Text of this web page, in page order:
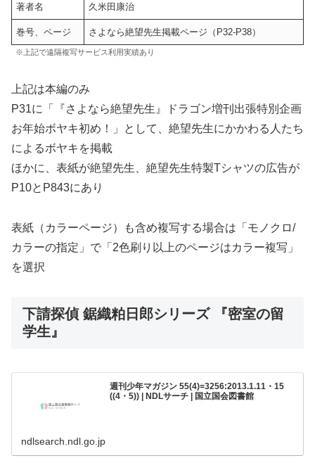
著者名 久米田康治
巻号、ページ さよなら絶望先生掲載ページ（P32-P38）
※上記で遠隔複写サービス利用実績あり
上記は本編のみ
P31に「『さよなら絶望先生』ドラゴン増刊出張特別企画
お年始ボヤキ初め！」として、絶望先生にかかわる人たち
によるボヤキを掲載
ほかに、表紙が絶望先生、絶望先生特製Tシャツの広告が
P10とP843にあり
表紙（カラーページ）も含め複写する場合は「モノクロ/
カラーの指定」で「2色刷り以上のページはカラー複写」
を選択
下請探偵 鋸織粕日郎シリーズ 『密室の留
学生』
週刊少年マガジン 55(4)=3256:2013.1.11・15
((4・5)) | NDLサーチ | 国立国会図書館
ndlsearch.ndl.go.jp